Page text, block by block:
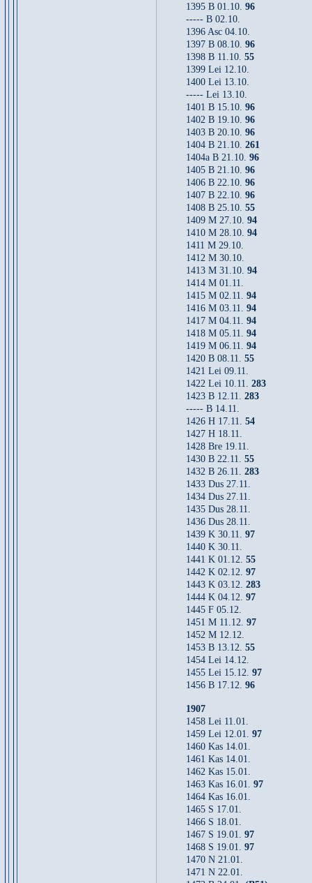
1395 B 01.10. 96
----- B 02.10.
1396 Asc 04.10.
1397 B 08.10. 96
1398 B 11.10. 55
1399 Lei 12.10.
1400 Lei 13.10.
----- Lei 13.10.
1401 B 15.10. 96
1402 B 19.10. 96
1403 B 20.10. 96
1404 B 21.10. 261
1404a B 21.10. 96
1405 B 21.10. 96
1406 B 22.10. 96
1407 B 22.10. 96
1408 B 25.10. 55
1409 M 27.10. 94
1410 M 28.10. 94
1411 M 29.10.
1412 M 30.10.
1413 M 31.10. 94
1414 M 01.11.
1415 M 02.11. 94
1416 M 03.11. 94
1417 M 04.11. 94
1418 M 05.11. 94
1419 M 06.11. 94
1420 B 08.11. 55
1421 Lei 09.11.
1422 Lei 10.11. 283
1423 B 12.11. 283
----- B 14.11.
1426 H 17.11. 54
1427 H 18.11.
1428 Bre 19.11.
1430 B 22.11. 55
1432 B 26.11. 283
1433 Dus 27.11.
1434 Dus 27.11.
1435 Dus 28.11.
1436 Dus 28.11.
1439 K 30.11. 97
1440 K 30.11.
1441 K 01.12. 55
1442 K 02.12. 97
1443 K 03.12. 283
1444 K 04.12. 97
1445 F 05.12.
1451 M 11.12. 97
1452 M 12.12.
1453 B 13.12. 55
1454 Lei 14.12.
1455 Lei 15.12. 97
1456 B 17.12. 96
1907
1458 Lei 11.01.
1459 Lei 12.01. 97
1460 Kas 14.01.
1461 Kas 14.01.
1462 Kas 15.01.
1463 Kas 16.01. 97
1464 Kas 16.01.
1465 S 17.01.
1466 S 18.01.
1467 S 19.01. 97
1468 S 19.01. 97
1470 N 21.01.
1471 N 22.01.